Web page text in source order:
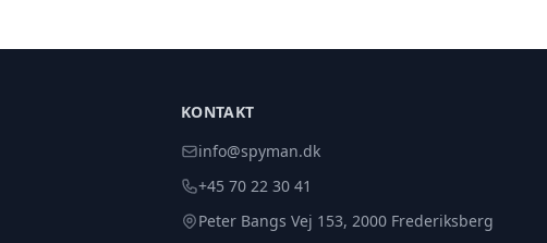
KONTAKT
info@spyman.dk
+45 70 22 30 41
Peter Bangs Vej 153, 2000 Frederiksberg